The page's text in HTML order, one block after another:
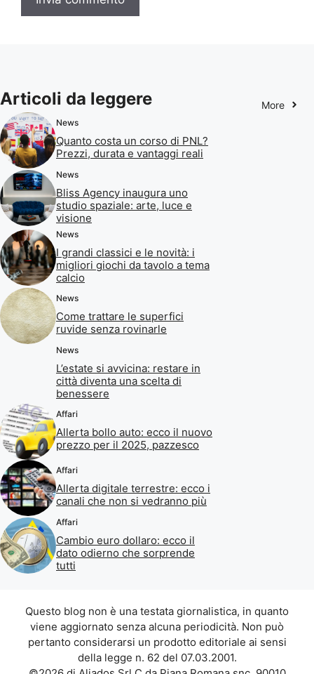
Articoli da leggere More
News
Quanto costa un corso di PNL?
Prezzi, durata e vantaggi reali
News
Bliss Agency inaugura uno
studio spaziale: arte, luce e
visione
News
I grandi classici e le novità: i
migliori giochi da tavolo a tema
calcio
News
Come trattare le superfici
ruvide senza rovinarle
News
L’estate si avvicina: restare in
città diventa una scelta di
benessere
Affari
Allerta bollo auto: ecco il nuovo
prezzo per il 2025, pazzesco
Affari
Allerta digitale terrestre: ecco i
canali che non si vedranno più
Affari
Cambio euro dollaro: ecco il
dato odierno che sorprende
tutti
Questo blog non è una testata giornalistica, in quanto
viene aggiornato senza alcuna periodicità. Non può
pertanto considerarsi un prodotto editoriale ai sensi
della legge n. 62 del 07.03.2001.